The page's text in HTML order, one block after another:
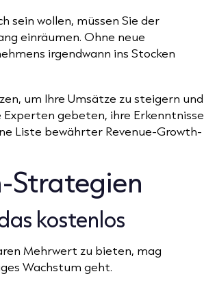
sein wollen, müssen Sie der
einräumen. Ohne neue
irgendwann ins Stocken
um Ihre Umsätze zu steigern und
Experten gebeten, ihre Erkenntnisse
Liste bewährter Revenue-Growth-
Strategien
kostenlos
Mehrwert zu bieten, mag
Wachstum geht.